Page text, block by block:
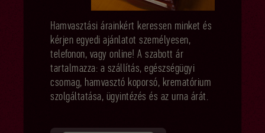
Hamvasztási árainkért keressen minket és
kérjen egyedi ajánlatot személyesen,
telefonon, vagy online! A szabott ár
tartalmazza: a szállítás, egészségügyi
csomag, hamvasztó koporsó, krematórium
szolgáltatása, ügyintézés és az urna árát.